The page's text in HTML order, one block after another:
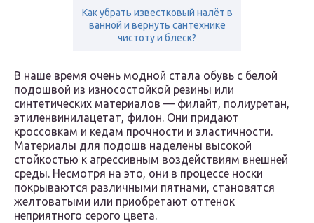
Как убрать известковый налёт в
ванной и вернуть сантехнике
чистоту и блеск?
В наше время очень модной стала обувь с белой
подошвой из износостойкой резины или
синтетических материалов — филайт, полиуретан,
этиленвинилацетат, филон. Они придают
кроссовкам и кедам прочности и эластичности.
Материалы для подошв наделены высокой
стойкостью к агрессивным воздействиям внешней
среды. Несмотря на это, они в процессе носки
покрываются различными пятнами, становятся
желтоватыми или приобретают оттенок
неприятного серого цвета.